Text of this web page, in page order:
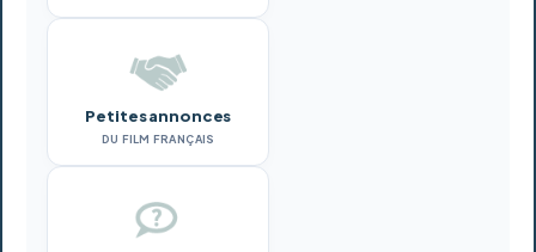
Petites annonces
DU FILM FRANÇAIS